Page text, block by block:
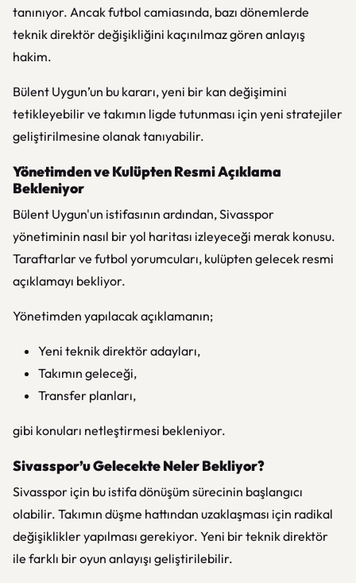
tanınıyor. Ancak futbol camiasında, bazı dönemlerde
teknik direktör değişikliğini kaçınılmaz gören anlayış
hakim.
Bülent Uygun’un bu kararı, yeni bir kan değişimini
tetikleyebilir ve takımın ligde tutunması için yeni stratejiler
geliştirilmesine olanak tanıyabilir.
Yönetimden ve Kulüpten Resmi Açıklama
Bekleniyor
Bülent Uygun'un istifasının ardından, Sivasspor
yönetiminin nasıl bir yol haritası izleyeceği merak konusu.
Taraftarlar ve futbol yorumcuları, kulüpten gelecek resmi
açıklamayı bekliyor.
Yönetimden yapılacak açıklamanın;
Yeni teknik direktör adayları,
Takımın geleceği,
Transfer planları,
gibi konuları netleştirmesi bekleniyor.
Sivasspor’u Gelecekte Neler Bekliyor?
Sivasspor için bu istifa dönüşüm sürecinin başlangıcı
olabilir. Takımın düşme hattından uzaklaşması için radikal
değişiklikler yapılması gerekiyor. Yeni bir teknik direktör
ile farklı bir oyun anlayışı geliştirilebilir.